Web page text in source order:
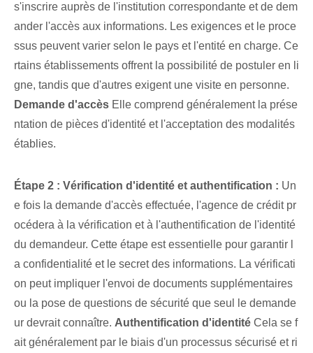
s'inscrire auprès de l'institution‌ correspondante et de dem
ander l'accès‌ aux ‍informations. ⁤Les exigences et ⁤le proce
ssus peuvent varier selon le pays et l'entité en charge. Ce
rtains établissements offrent la possibilité de postuler en li
gne, tandis que d'autres exigent une visite en personne.
Demande d'accès Elle comprend généralement la prése
ntation de pièces d'identité et l'acceptation des modalités
établies.
Étape 2 : Vérification d'identité et authentification : Un
e fois la demande d'accès effectuée, l'agence de crédit pr
océdera à la vérification et à l'authentification de l'identité
du demandeur. ⁣Cette étape est essentielle‍ pour garantir ⁣l
a confidentialité et⁤ le secret des informations. La vérificati
on peut impliquer l'envoi de documents supplémentaires
ou la pose de questions de sécurité que seul le demande
ur devrait connaître. Authentification d'identité Cela se f
ait généralement ⁢par le biais d'un processus sécurisé et ri